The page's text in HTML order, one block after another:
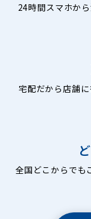
24時間スマホか
宅配だから店舗
全国どこからでも